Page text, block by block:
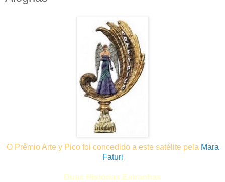
O Prêmio Arte y Pico foi concedido a este satélite pela Mara
Faturi
Duas Histórias Estranhas